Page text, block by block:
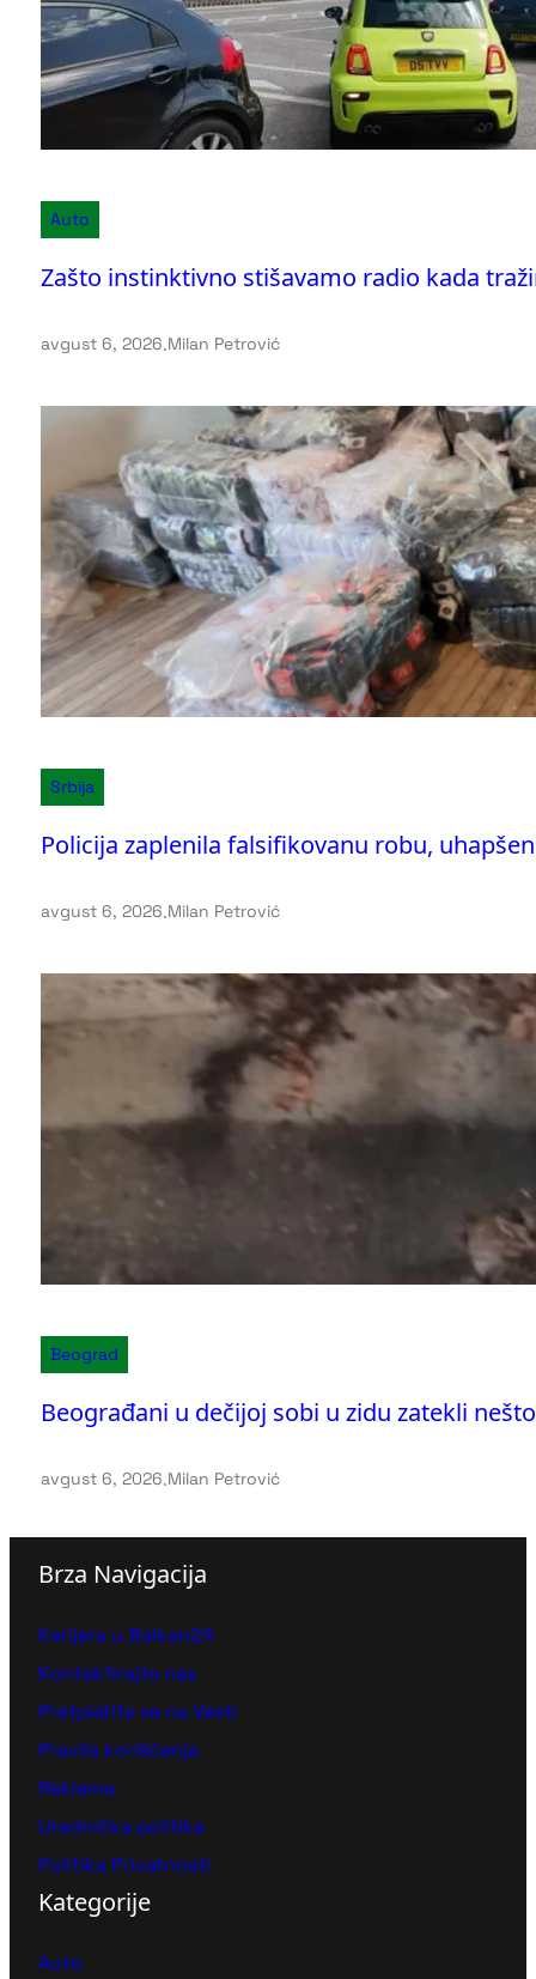
Auto
Zašto instinktivno stišavamo radio kada
avgust 6, 2026.Milan Petrović
Srbija
Policija zaplenila falsifikovanu robu,
avgust 6, 2026.Milan Petrović
Beograd
Beograđani u dečijoj sobi u zidu zatekli
avgust 6, 2026.Milan Petrović
Brza Navigacija
Karijera u Balkan24
Kontaktirajte nas
Pretplatite se na Vesti
Pravila korišćenja
Reklama
Urednička politika
Politika Privatnosti
Kategorije
Auto